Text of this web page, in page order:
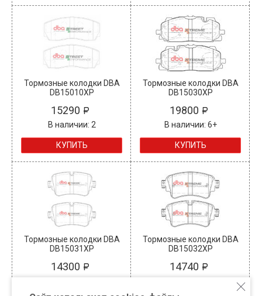
Тормозные колодки DBA
DB15010XP
15290
В наличии: 2
КУПИТЬ
Тормозные колодки DBA
DB15030XP
19800
В наличии: 6+
КУПИТЬ
Тормозные колодки DBA
DB15031XP
14300
Тормозные колодки DBA
DB15032XP
14740